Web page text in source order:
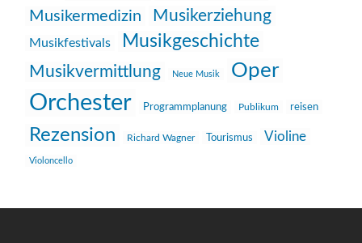
Musikermedizin Musikerziehung
Musikfestivals Musikgeschichte
Musikvermittlung Neue Musik Oper
Orchester Programmplanung Publikum reisen
Rezension Richard Wagner Tourismus Violine
Violoncello